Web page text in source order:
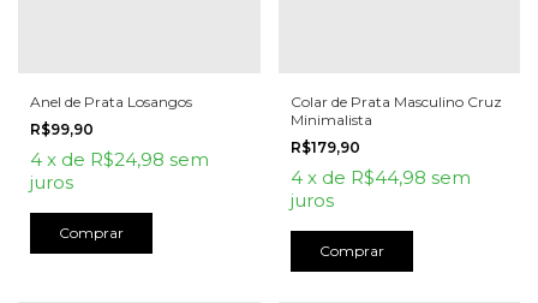
Anel de Prata Losangos
R$99,90
4 x de R$24,98 sem
juros
Comprar
Colar de Prata Masculino Cruz
Minimalista
R$179,90
4 x de R$44,98 sem
juros
Comprar